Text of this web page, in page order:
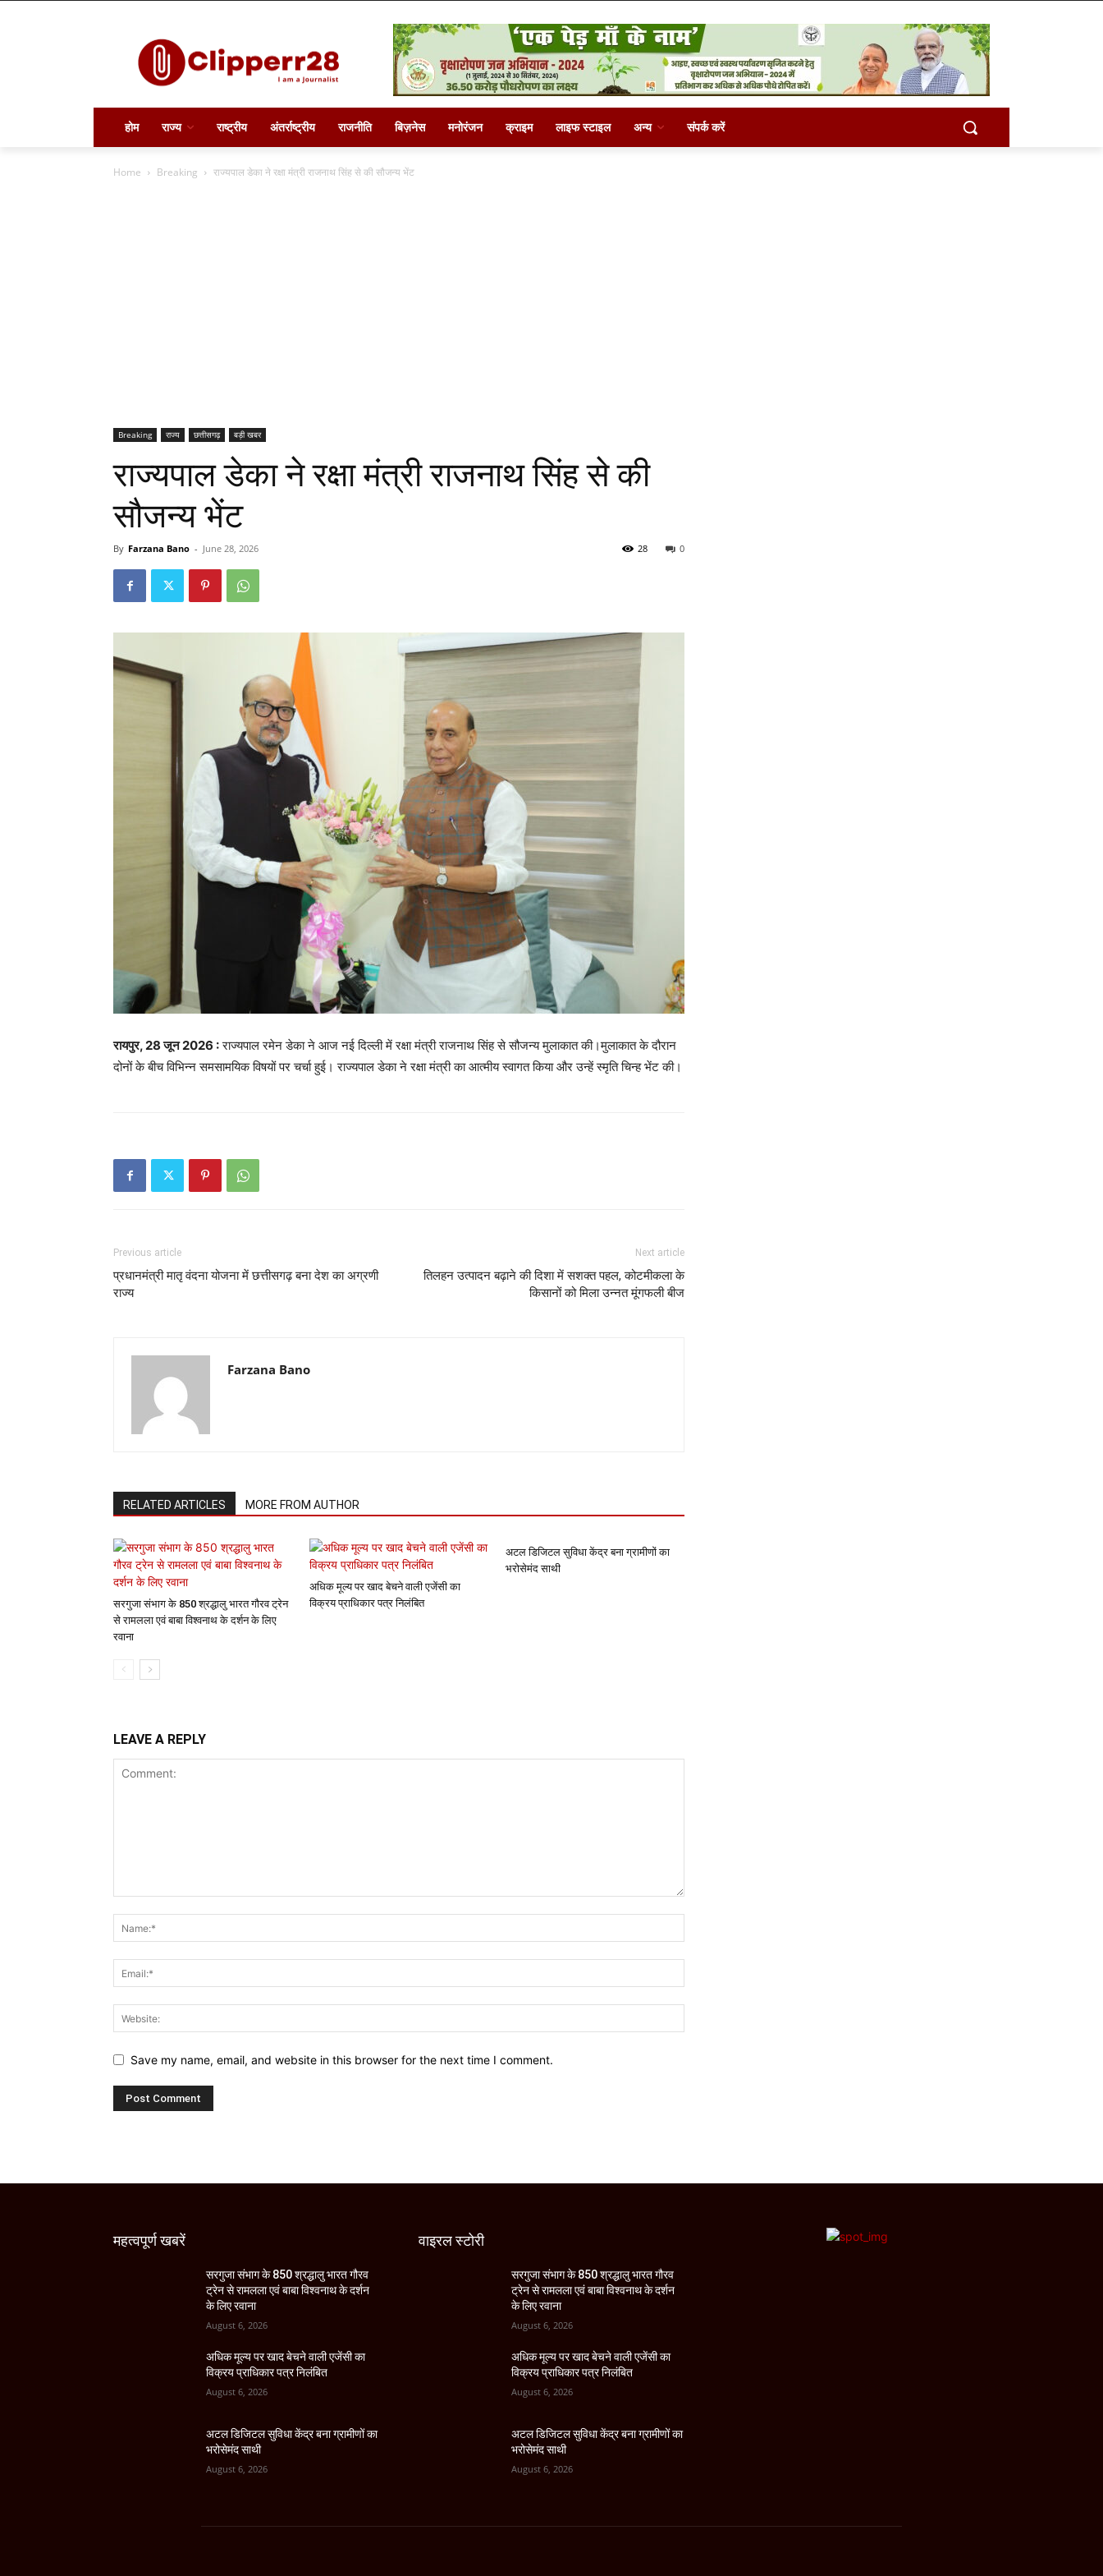
होम राज्य राष्ट्रीय अंतर्राष्ट्रीय राजनीति बिज़नेस मनोरंजन क्राइम लाइफ स्टाइल अन्य संपर्क करें
Home Breaking राज्यपाल डेका ने रक्षा मंत्री राजनाथ सिंह से की सौजन्य भेंट
Breaking राज्य छत्तीसगढ़ बड़ी खबर
राज्यपाल डेका ने रक्षा मंत्री राजनाथ सिंह से की
सौजन्य भेंट
By Farzana Bano - June 28, 2026 0
28
रायपुर, 28 जून 2026 :राज्यपाल रमेन डेका ने आज नई दिल्ली में रक्षा मंत्री राजनाथ सिंह से सौजन्य मुलाकात की।मुलाकात के दौरान
दोनों के बीच विभिन्न समसामयिक विषयों पर चर्चा हुई। राज्यपाल डेका ने रक्षा मंत्री का आत्मीय स्वागत किया और उन्हें स्मृति चिन्ह भेंट की।
Previous article
प्रधानमंत्री मातृ वंदना योजना में छत्तीसगढ़ बना देश का अग्रणी
राज्य
Next article
तिलहन उत्पादन बढ़ाने की दिशा में सशक्त पहल, कोटमीकला के
किसानों को मिला उन्नत मूंगफली बीज
Farzana Bano
RELATED ARTICLES MORE FROM AUTHOR
सरगुजा संभाग के 850 श्रद्धालु भारत गौरव ट्रेन
से रामलला एवं बाबा विश्वनाथ के दर्शन के लिए
रवाना
अधिक मूल्य पर खाद बेचने वाली एजेंसी का
विक्रय प्राधिकार पत्र निलंबित
अटल डिजिटल सुविधा केंद्र बना ग्रामीणों का
भरोसेमंद साथी
LEAVE A REPLY
Save my name, email, and website in this browser for the next time I comment.
महत्वपूर्ण खबरें
सरगुजा संभाग के 850 श्रद्धालु भारत गौरव
ट्रेन से रामलला एवं बाबा विश्वनाथ के दर्शन
के लिए रवाना
August 6, 2026
अधिक मूल्य पर खाद बेचने वाली एजेंसी का
विक्रय प्राधिकार पत्र निलंबित
August 6, 2026
अटल डिजिटल सुविधा केंद्र बना ग्रामीणों का
भरोसेमंद साथी
August 6, 2026
वाइरल स्टोरी
सरगुजा संभाग के 850 श्रद्धालु भारत गौरव
ट्रेन से रामलला एवं बाबा विश्वनाथ के दर्शन
के लिए रवाना
August 6, 2026
अधिक मूल्य पर खाद बेचने वाली एजेंसी का
विक्रय प्राधिकार पत्र निलंबित
August 6, 2026
अटल डिजिटल सुविधा केंद्र बना ग्रामीणों का
भरोसेमंद साथी
August 6, 2026